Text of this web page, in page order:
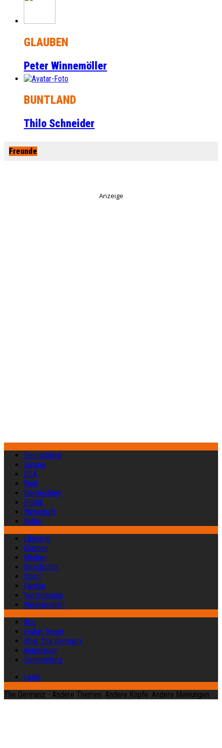
GLAUBEN
Peter Winnemöller
BUNTLAND
Thilo Schneider
Freunde
Anzeige
Deutschland
Europa
USA
Welt
Nachrichten
Politik
Wirtschaft
Kultur
Lifestyle
Glauben
Medien
Geschichte
Sport
Familie
Verteidigung
Wissenschaft
Abo
Früher Vogel
Über The Germanz
Impressum
Datenschutz
Login
The Germanz - Andere Themen. Andere Köpfe. Andere Meinungen.